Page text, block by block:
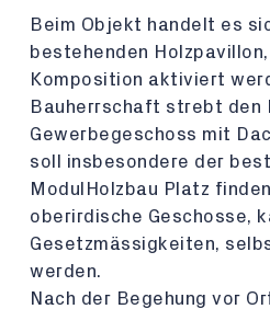
Beim Objekt handelt es
bestehenden
Komposition aktiviert
Bauherrschaft strebt den
Gewerbegeschoss mit
soll insbesondere der
ModulHolzbau Platz
oberirdische Geschosse,
Gesetzmässigkeiten,
werden.
Nach der Begehung vor